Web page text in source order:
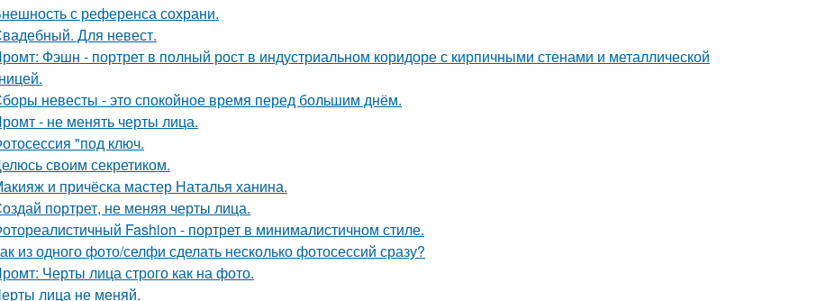
с референса сохрани.
Для невест.
Фэшн - портрет в полный рост в индустриальном коридоре с кирпичными стенами и металлической
невесты - это спокойное время перед большим днём.
- не менять черты лица.
"под ключ.
своим секретиком.
и причёска мастер Наталья ханина.
портрет, не меняя черты лица.
Fashion - портрет в минималистичном стиле.
из одного фото/селфи сделать несколько фотосессий сразу?
Черты лица строго как на фото.
лица не меняй.